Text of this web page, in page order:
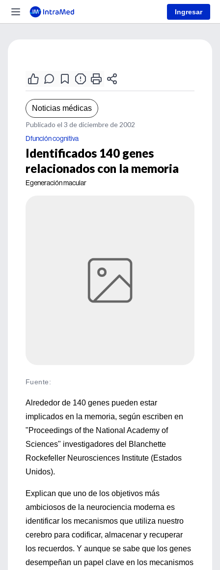
Ingresar
Noticias médicas
Publicado el 3 de diciembre de 2002
Dfunción cognitiva
Identificados 140 genes
relacionados con la memoria
Egeneración macular
Fuente:
Alrededor de 140 genes pueden estar
implicados en la memoria, según escriben en
"Proceedings of the National Academy of
Sciences" investigadores del Blanchette
Rockefeller Neurosciences Institute (Estados
Unidos).
Explican que uno de los objetivos más
ambiciosos de la neurociencia moderna es
identificar los mecanismos que utiliza nuestro
cerebro para codificar, almacenar y recuperar
los recuerdos. Y aunque se sabe que los genes
desempeñan un papel clave en los mecanismos